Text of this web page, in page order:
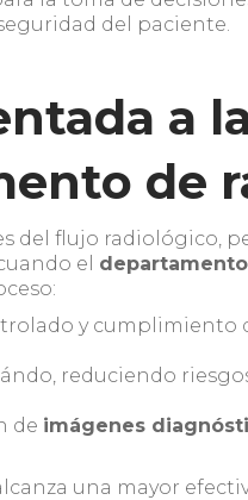
del paciente.
a
de
del flujo radiológico,
el
y cumplimiento
reduciendo
de imágenes
una mayor